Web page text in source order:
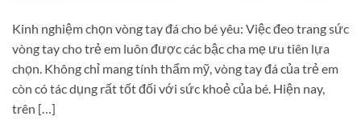
Kinh nghiệm chọn vòng tay đá cho bé yêu: Việc đeo trang sức
vòng tay cho trẻ em luôn được các bậc cha mẹ ưu tiên lựa
chọn. Không chỉ mang tính thẩm mỹ, vòng tay đá của trẻ em
còn có tác dụng rất tốt đối với sức khoẻ của bé. Hiện nay,
trên […]